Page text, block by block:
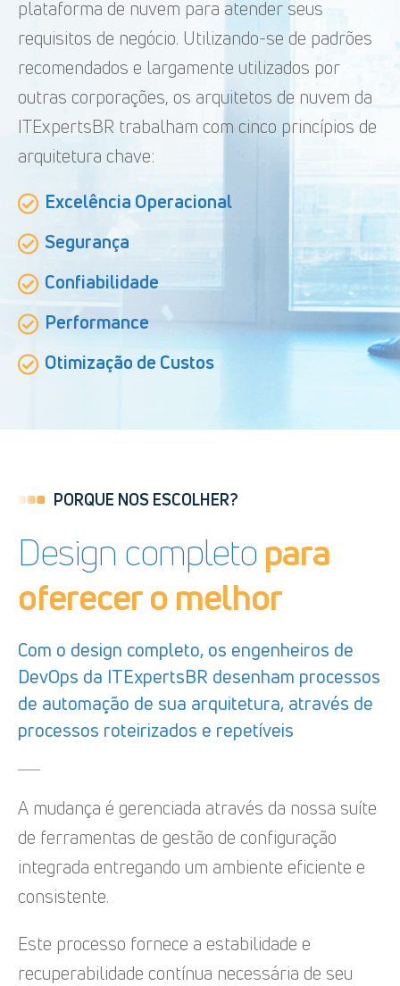
plataforma de nuvem para atender seus
requisitos de negócio. Utilizando-se de padrões
recomendados e largamente utilizados por
outras corporações, os arquitetos de nuvem da
ITExpertsBR trabalham com cinco princípios de
arquitetura chave:
Excelência Operacional
Segurança
Confiabilidade
Performance
Otimização de Custos
PORQUE NOS ESCOLHER?
Design completo para
oferecer o melhor
Com o design completo, os engenheiros de
DevOps da ITExpertsBR desenham processos
de automação de sua arquitetura, através de
processos roteirizados e repetíveis
A mudança é gerenciada através da nossa suíte
de ferramentas de gestão de configuração
integrada entregando um ambiente eficiente e
consistente.
Este processo fornece a estabilidade e
recuperabilidade contínua necessária de seu